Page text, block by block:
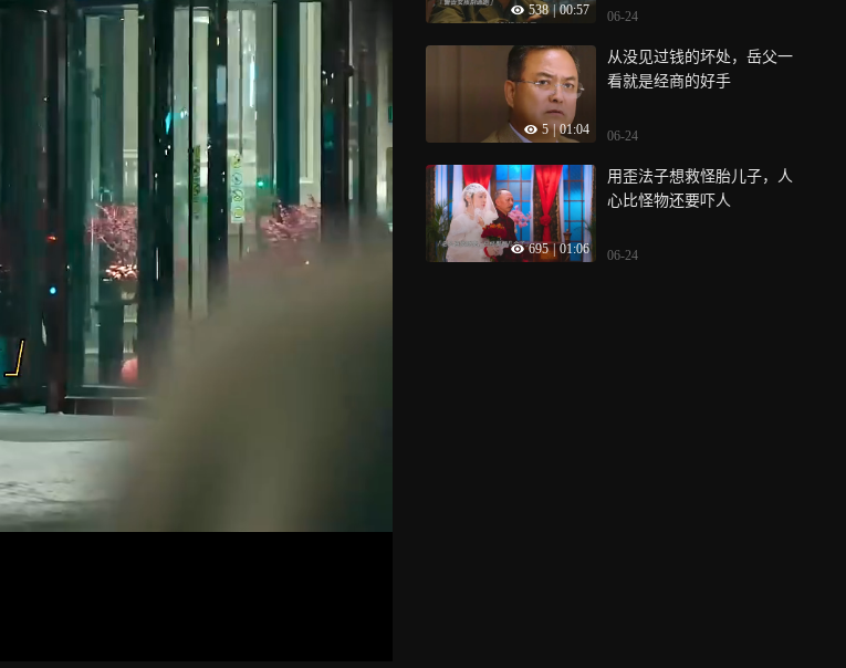
538 | 00:57 06-24
5 | 01:04
从没见过钱的坏处，岳父一
看就是经商的好手
06-24
695 | 01:06
用歪法子想救怪胎儿子，人
心比怪物还要吓人
06-24